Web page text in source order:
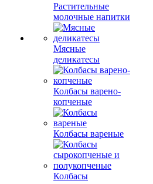
Растительные
молочные напитки
Мясные
деликатесы
Колбасы варено-
копченые
Колбасы вареные
Колбасы